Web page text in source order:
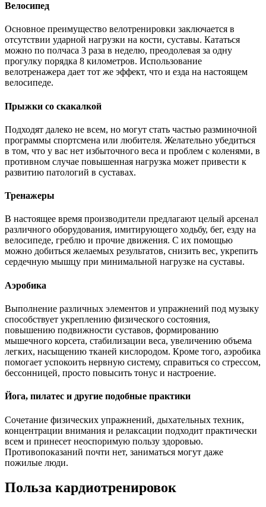
Велосипед
Основное преимущество велотренировки заключается в
отсутствии ударной нагрузки на кости, суставы. Кататься
можно по полчаса 3 раза в неделю, преодолевая за одну
прогулку порядка 8 километров. Использование
велотренажера дает тот же эффект, что и езда на настоящем
велосипеде.
Прыжки со скакалкой
Подходят далеко не всем, но могут стать частью разминочной
программы спортсмена или любителя. Желательно убедиться
в том, что у вас нет избыточного веса и проблем с коленями, в
противном случае повышенная нагрузка может привести к
развитию патологий в суставах.
Тренажеры
В настоящее время производители предлагают целый арсенал
различного оборудования, имитирующего ходьбу, бег, езду на
велосипеде, греблю и прочие движения. С их помощью
можно добиться желаемых результатов, снизить вес, укрепить
сердечную мышцу при минимальной нагрузке на суставы.
Аэробика
Выполнение различных элементов и упражнений под музыку
способствует укреплению физического состояния,
повышению подвижности суставов, формированию
мышечного корсета, стабилизации веса, увеличению объема
легких, насыщению тканей кислородом. Кроме того, аэробика
помогает успокоить нервную систему, справиться со стрессом,
бессонницей, просто повысить тонус и настроение.
Йога, пилатес и другие подобные практики
Сочетание физических упражнений, дыхательных техник,
концентрации внимания и релаксации подходит практически
всем и принесет неоспоримую пользу здоровью.
Противопоказаний почти нет, заниматься могут даже
пожилые люди.
Польза кардиотренировок